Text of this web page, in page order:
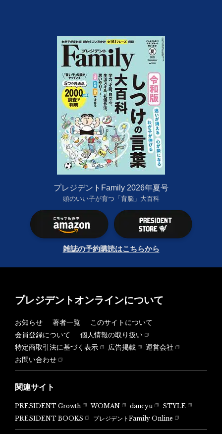
プレジデントFamily 2026年夏号
頭のいい子が育つ「育脳」大百科
雑誌の予約購読はこちらから
プレジデントオンラインについて
お知らせ 著者一覧
このサイトについて
会員登録について
個人情報の取り扱い
特定商取引法に基づく表示
広告掲載
運営会社
お問い合わせ
関連サイト
PRESIDENT Growth WOMAN dancyu
STYLE
PRESIDENT BOOKS
プレジデントFamily Online